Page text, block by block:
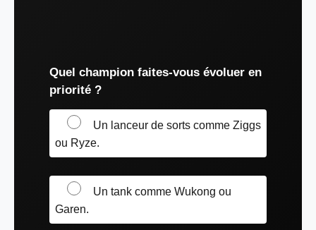
Quel champion faites-vous évoluer en
priorité ?
Un lanceur de sorts comme Ziggs
ou Ryze.
Un tank comme Wukong ou
Garen.